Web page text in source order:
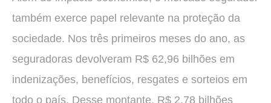
também exerce papel relevante na proteção da
sociedade. Nos três primeiros meses do ano, as
seguradoras devolveram R$ 62,96 bilhões em
indenizações, benefícios, resgates e sorteios em
todo o país. Desse montante, R$ 2,78 bilhões